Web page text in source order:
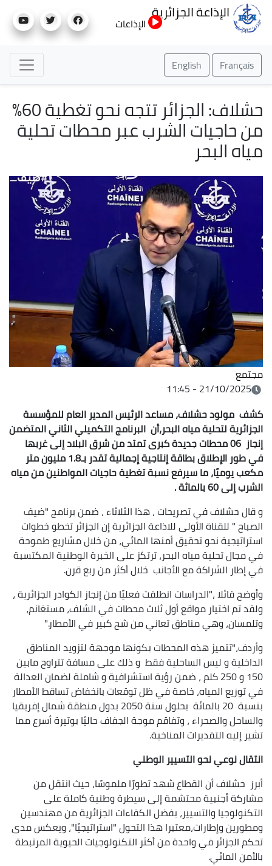
إلى
الإذاعة الجزائرية
الإذاعات
Français
English
حشلاف: الجزائر تتجه نحو تغطية 60%
من حاجيات الشرب عبر محطات تحلية
مياه البحر
مجتمع
21/10/2025 - 11:45
كشف مولود حشلاف، مساعد الرئيس المدير العام للمؤسسة
الجزائرية لتحلية مياه البحر،أن البرنامج التكميلي الثاني المتضمن
إنجاز 06 محطات جديدة كبرى تمتد من شرق البلاد إلى غربها
في طور الإطلاق بطاقة إنتاجية إجمالية تقدر بـ1.8 مليون متر
مكعب يوميًا، ما سيرفع نسبة تغطية حاجيات المواطنين من مياه
الشرب إلى 60 بالمائة .
و قال حشلاف في تصريحات ، هذا الثلاثاء ، ضمن برنامج "ضيف
الصباح " للقناة الأولى للاذاعة الجزائرية إن الجزائر تخطو خطوات
استراتيجية نحو تحقيق أمنها المائي، من خلال مشاريع طموحة
في مجال تحلية مياه البحر، ترتكز على الخبرة الوطنية المكتسبة
في إطار الشراكة مع الأجانب خلال أكثر من ربع قرن.
وأوضح قائلا ،"الدراسات انطلقت فعليًا من إنجاز الكوادر الجزائرية ،
ولقد تم اختيار مواقع أول ثلاث محطات في الشلف، مستغانم،
وتلمسان، وهي مناطق تعاني من شح كبير في الأمطار."
وأردف،"تتميز هذه المحطات بكونها موجهة لتزويد المناطق
الداخلية و ليس الساحلية فقط و ذلك على مسافة تتراوح مابين
150 و 250 كلم ، ضمن رؤية استشرافية و شاملة لضمان العدالة
في توزيع المياه، خاصة في ظل توقعات بانخفاض تساقط الأمطار
بنسبة 20 بالمائة بحلول سنة 2050 بدول منطقة شمال إفريقيا
والساحل والصحراء ، وتفاقم موجة الجفاف حاليًا بوتيرة أسرع مما
تشير إليه التقديرات المناخية.
انتقال نوعي نحو التسيير الوطني
أبرز حشلاف أن القطاع شهد تطورًا ملموسًا، حيث انتقل من
مشاركة أجنبية محتشمة إلى سيطرة وطنية كاملة على
التكنولوجيا والتسيير، بفضل الكفاءات الجزائرية من مهندسين
ومطورين وإطارات،معتبرا هذا التحول "استراتيجيًا"، ويعكس مدى
تحكم الجزائر في واحدة من أكثر التكنولوجيات الحيوية المرتبطة
بالأمن المائي.